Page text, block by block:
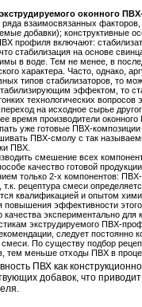
оконного
ряда взаимосвязанных
добавки); конструктивные
профиля включают:
стабилизация на основе
в воде. Тем не менее, в
характера. Часто, однако,
типов стабилизаторов, то
эффектом, то
технологических
на исходное сырье
время производители
уже готовые ПВХ-композиции
ПВХ-смолу с так
ПВХ.
смешение всех
качество готовой
только 2-х компонентов:
т.к. рецептура смеси
квалификацией и опытом
повышения эффективности
качества экспериментально
экструдируемого ПВХ-
следует постоянно
смеси. По существу подбор
тем меньше отходы ПВХ в
ПВХ как
добавок, что